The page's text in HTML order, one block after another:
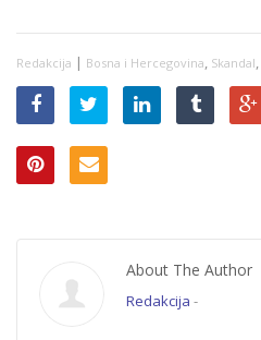
osobno – igra
Dodik je politički…“
Redakcija | Bosna i Hercegovina, Skandal,
About The Author
Redakcija -